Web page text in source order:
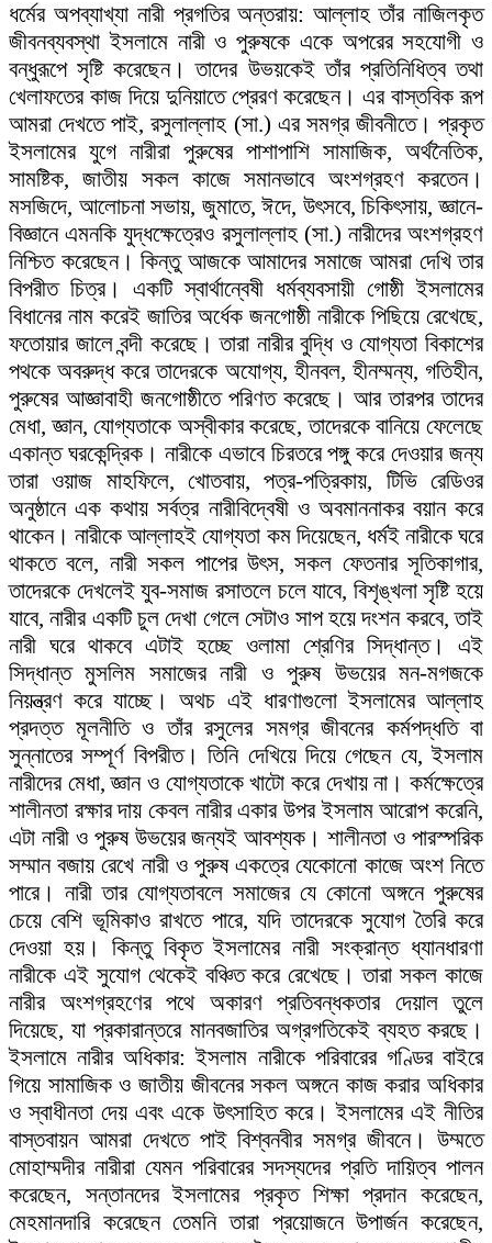
ধর্মের অপব্যাখ্যা নারী প্রগতির অন্তরায়: আল্লাহ তাঁর নাজিলকৃত
জীবনব্যবস্থা ইসলামে নারী ও পুরুষকে একে অপরের সহযোগী ও
বন্ধুরূপে সৃষ্টি করেছেন। তাদের উভয়কেই তাঁর প্রতিনিধিত্ব তথা
খেলাফতের কাজ দিয়ে দুনিয়াতে প্রেরণ করেছেন। এর বাস্তবিক রূপ
আমরা দেখতে পাই, রসুলাল্লাহ (সা.) এর সমগ্র জীবনীতে। প্রকৃত
ইসলামের যুগে নারীরা পুরুষের পাশাপাশি সামাজিক, অর্থনৈতিক,
সামষ্টিক, জাতীয় সকল কাজে সমানভাবে অংশগ্রহণ করতেন।
মসজিদে, আলোচনা সভায়, জুমাতে, ঈদে, উৎসবে, চিকিৎসায়, জ্ঞানে-
বিজ্ঞানে এমনকি যুদ্ধক্ষেত্রেও রসুলাল্লাহ (সা.) নারীদের অংশগ্রহণ
নিশ্চিত করেছেন। কিন্তু আজকে আমাদের সমাজে আমরা দেখি তার
বিপরীত চিত্র। একটি স্বার্থান্বেষী ধর্মব্যবসায়ী গোষ্ঠী ইসলামের
বিধানের নাম করেই জাতির অর্ধেক জনগোষ্ঠী নারীকে পিছিয়ে রেখেছে,
ফতোয়ার জালে বন্দী করেছে। তারা নারীর বুদ্ধি ও যোগ্যতা বিকাশের
পথকে অবরুদ্ধ করে তাদেরকে অযোগ্য, হীনবল, হীনম্মন্য, গতিহীন,
পুরুষের আজ্ঞাবাহী জনগোষ্ঠীতে পরিণত করেছে। আর তারপর তাদের
মেধা, জ্ঞান, যোগ্যতাকে অস্বীকার করেছে, তাদেরকে বানিয়ে ফেলেছে
একান্ত ঘরকেন্দ্রিক। নারীকে এভাবে চিরতরে পঙ্গু করে দেওয়ার জন্য
তারা ওয়াজ মাহফিলে, খোতবায়, পত্র-পত্রিকায়, টিভি রেডিওর
অনুষ্ঠানে এক কথায় সর্বত্র নারীবিদ্বেষী ও অবমাননাকর বয়ান করে
থাকেন। নারীকে আল্লাহই যোগ্যতা কম দিয়েছেন, ধর্মই নারীকে ঘরে
থাকতে বলে, নারী সকল পাপের উৎস, সকল ফেতনার সূতিকাগার,
তাদেরকে দেখলেই যুব-সমাজ রসাতলে চলে যাবে, বিশৃঙ্খলা সৃষ্টি হয়ে
যাবে, নারীর একটি চুল দেখা গেলে সেটাও সাপ হয়ে দংশন করবে, তাই
নারী ঘরে থাকবে এটাই হচ্ছে ওলামা শ্রেণির সিদ্ধান্ত। এই
সিদ্ধান্ত মুসলিম সমাজের নারী ও পুরুষ উভয়ের মন-মগজকে
নিয়ন্ত্রণ করে যাচ্ছে। অথচ এই ধারণাগুলো ইসলামের আল্লাহ
প্রদত্ত মূলনীতি ও তাঁর রসুলের সমগ্র জীবনের কর্মপদ্ধতি বা
সুন্নাতের সম্পূর্ণ বিপরীত। তিনি দেখিয়ে দিয়ে গেছেন যে, ইসলাম
নারীদের মেধা, জ্ঞান ও যোগ্যতাকে খাটো করে দেখায় না। কর্মক্ষেত্রে
শালীনতা রক্ষার দায় কেবল নারীর একার উপর ইসলাম আরোপ করেনি,
এটা নারী ও পুরুষ উভয়ের জন্যই আবশ্যক। শালীনতা ও পারস্পরিক
সম্মান বজায় রেখে নারী ও পুরুষ একত্রে যেকোনো কাজে অংশ নিতে
পারে। নারী তার যোগ্যতাবলে সমাজের যে কোনো অঙ্গনে পুরুষের
চেয়ে বেশি ভূমিকাও রাখতে পারে, যদি তাদেরকে সুযোগ তৈরি করে
দেওয়া হয়। কিন্তু বিকৃত ইসলামের নারী সংক্রান্ত ধ্যানধারণা
নারীকে এই সুযোগ থেকেই বঞ্চিত করে রেখেছে। তারা সকল কাজে
নারীর অংশগ্রহণের পথে অকারণ প্রতিবন্ধকতার দেয়াল তুলে
দিয়েছে, যা প্রকারান্তরে মানবজাতির অগ্রগতিকেই ব্যহত করছে।
ইসলামে নারীর অধিকার: ইসলাম নারীকে পরিবারের গণ্ডির বাইরে
গিয়ে সামাজিক ও জাতীয় জীবনের সকল অঙ্গনে কাজ করার অধিকার
ও স্বাধীনতা দেয় এবং একে উৎসাহিত করে। ইসলামের এই নীতির
বাস্তবায়ন আমরা দেখতে পাই বিশ্বনবীর সমগ্র জীবনে। উম্মতে
মোহাম্মদীর নারীরা যেমন পরিবারের সদস্যদের প্রতি দায়িত্ব পালন
করেছেন, সন্তানদের ইসলামের প্রকৃত শিক্ষা প্রদান করেছেন,
মেহমানদারি করেছেন তেমনি তারা প্রয়োজনে উপার্জন করেছেন,